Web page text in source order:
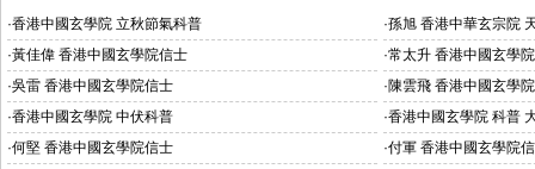
·香港中國玄學院 立秋節氣科普 ·孫旭 香港中華玄宗院
·黃佳偉 香港中國玄學院信士 ·常太升 香港中國玄學
·吳雷 香港中國玄學院信士 ·陳雲飛 香港中國玄學
·香港中國玄學院 中伏科普 ·香港中國玄學院 科普
·何堅 香港中國玄學院信士 ·付軍 香港中國玄學院